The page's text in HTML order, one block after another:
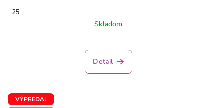
25
Skladom
Detail
VÝPREDAJ